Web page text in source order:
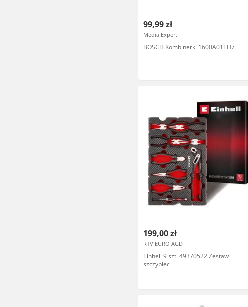
99,99 zł
Media Expert
BOSCH Kombinerki 1600A01TH7
199,00 zł
RTV EURO AGD
Einhell 9 szt. 49370522 Zestaw
szczypiec